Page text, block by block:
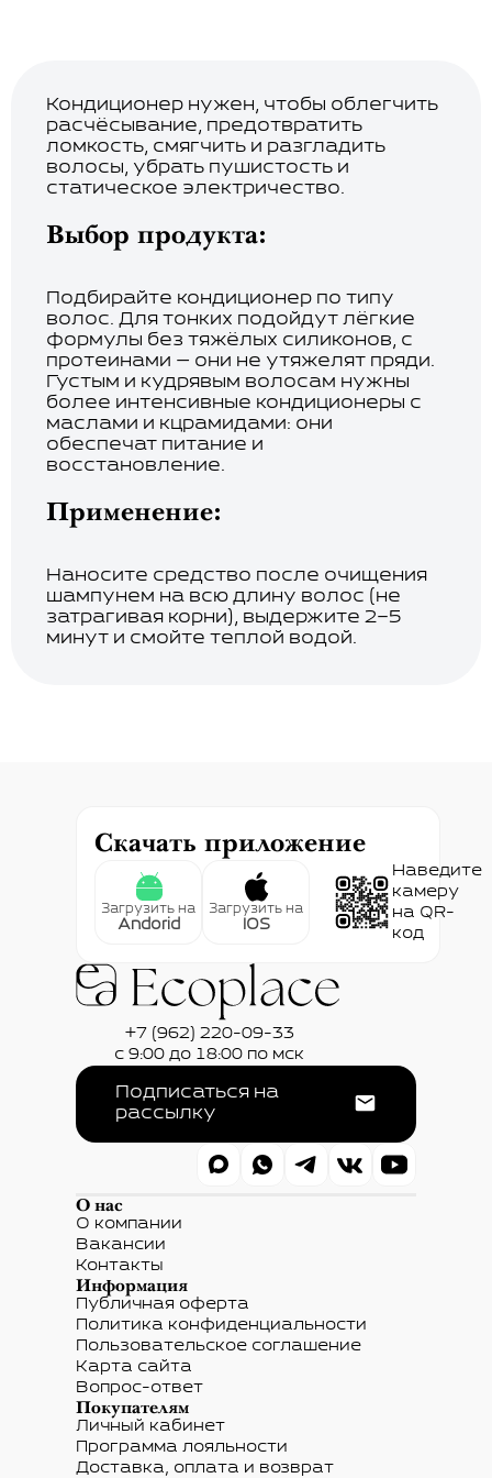
Кондиционер нужен, чтобы облегчить
расчёсывание, предотвратить
ломкость, смягчить и разгладить
волосы, убрать пушистость и
статическое электричество.
Выбор продукта:
Подбирайте кондиционер по типу
волос. Для тонких подойдут лёгкие
формулы без тяжёлых силиконов, с
протеинами — они не утяжелят пряди.
Густым и кудрявым волосам нужны
более интенсивные кондиционеры с
маслами и кцрамидами: они
обеспечат питание и
восстановление.
Применение:
Наносите средство после очищения
шампунем на всю длину волос (не
затрагивая корни), выдержите 2–5
минут и смойте теплой водой.
Скачать приложение
Загрузить на
Andorid
Загрузить на
IOS
Наведите
камеру
на QR-
код
+7 (962) 220-09-33
с 9:00 до 18:00 по мск
Подписаться на
рассылку
О нас
О компании
Вакансии
Контакты
Информация
Публичная оферта
Политика конфиденциальности
Пользовательское соглашение
Карта сайта
Вопрос-ответ
Покупателям
Личный кабинет
Программа лояльности
Доставка, оплата и возврат